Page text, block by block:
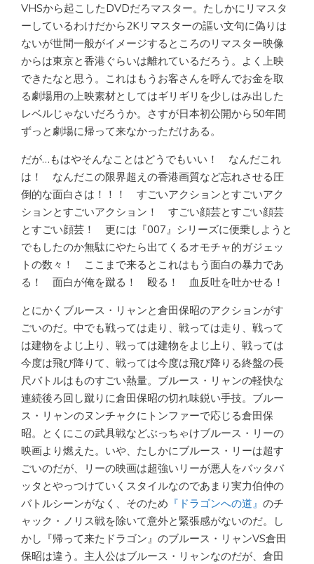
VHSから起こしたDVDだろマスター。たしかにリマスタ
ーしているわけだから2Kリマスターの謳い文句に偽りは
ないが世間一般がイメージするところのリマスター映像
からは東京と香港ぐらいは離れているだろう。よく上映
できたなと思う。これはもうお客さんを呼んでお金を取
る劇場用の上映素材としてはギリギリを少しはみ出した
レベルじゃないだろうか。さすが日本初公開から50年間
ずっと劇場に帰って来なかっただけある。
だが…もはやそんなことはどうでもいい！ なんだこれ
は！ なんだこの限界超えの香港画質など忘れさせる圧
倒的な面白さは！！！ すごいアクションとすごいアク
ションとすごいアクション！ すごい顔芸とすごい顔芸
とすごい顔芸！ 更には『007』シリーズに便乗しようと
でもしたのか無駄にやたら出てくるオモチャ的ガジェッ
トの数々！ ここまで来るとこれはもう面白の暴力であ
る！ 面白が俺を蹴る！ 殴る！ 血反吐を吐かせる！
とにかくブルース・リャンと倉田保昭のアクションがす
ごいのだ。中でも戦っては走り、戦っては走り、戦って
は建物をよじ上り、戦っては建物をよじ上り、戦っては
今度は飛び降りて、戦っては今度は飛び降りる終盤の長
尺バトルはものすごい熱量。ブルース・リャンの軽快な
連続後ろ回し蹴りに倉田保昭の切れ味鋭い手技。ブルー
ス・リャンのヌンチャクにトンファーで応じる倉田保
昭。とくにこの武具戦などぶっちゃけブルース・リーの
映画より燃えた。いや、たしかにブルース・リーは超す
ごいのだが、リーの映画は超強いリーが悪人をバッタバ
ッタとやっつけていくスタイルなのであまり実力伯仲の
バトルシーンがなく、そのため 『ドラゴンへの道』 のチ
ャック・ノリス戦を除いて意外と緊張感がないのだ。し
かし『帰って来たドラゴン』のブルース・リャンVS倉田
保昭は違う。主人公はブルース・リャンなのだが、倉田